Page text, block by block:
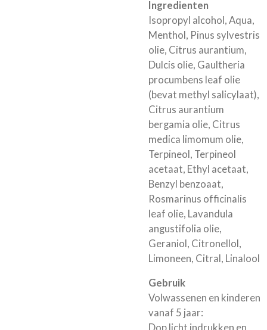
Ingredienten
Isopropyl alcohol, Aqua,
Menthol, Pinus sylvestris
olie, Citrus aurantium,
Dulcis olie, Gaultheria
procumbens leaf olie
(bevat methyl salicylaat),
Citrus aurantium
bergamia olie, Citrus
medica limomum olie,
Terpineol, Terpineol
acetaat, Ethyl acetaat,
Benzyl benzoaat,
Rosmarinus officinalis
leaf olie, Lavandula
angustifolia olie,
Geraniol, Citronellol,
Limoneen, Citral, Linalool
Gebruik
Volwassenen en kinderen
vanaf 5 jaar: